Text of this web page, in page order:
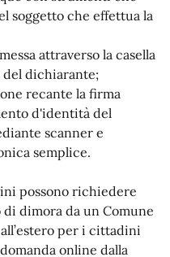
soggetto che effettua la
attraverso la casella
dichiarante;
recante la firma
d'identità del
scanner e
semplice.
possono richiedere
dimora da un Comune
per i cittadini
online dalla